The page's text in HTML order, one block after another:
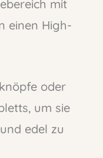
mit
einen High-
oder
um sie
edel zu